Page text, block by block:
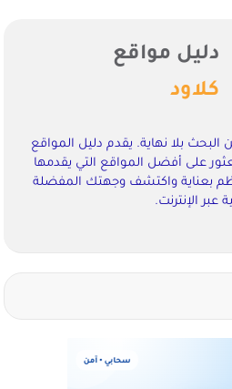
دليل مواقع
كلاود
بلا نهاية. يقدم دليل المواقع
على أفضل المواقع التي يقدمها
بعناية واكتشف وجهتك المفضلة
عبر الإنترنت.